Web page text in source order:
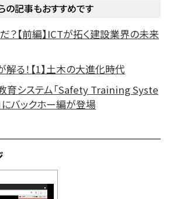
の記事もおすすめです
？【前編】ICTが拓く建設業界の未来
る！【1】土木の大進化時代
育システム「Safety Training Syste
バックホー編が登場